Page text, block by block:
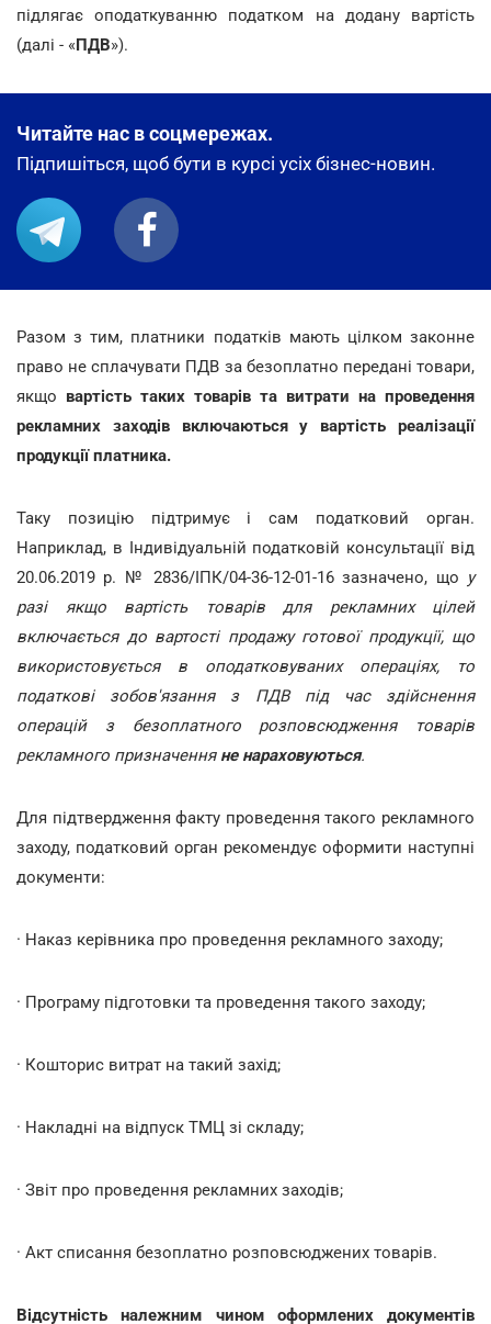
підлягає оподаткуванню податком на додану вартість
(далі - «ПДВ»).
Читайте нас в соцмережах.
Підпишіться, щоб бути в курсі усіх бізнес-новин.
Разом з тим, платники податків мають цілком законне
право не сплачувати ПДВ за безоплатно передані товари,
якщо вартість таких товарів та витрати на проведення
рекламних заходів включаються у вартість реалізації
продукції платника.
Таку позицію підтримує і сам податковий орган.
Наприклад, в Індивідуальній податковій консультації від
20.06.2019 р. № 2836/ІПК/04-36-12-01-16 зазначено, що у
разі якщо вартість товарів для рекламних цілей
включається до вартості продажу готової продукції, що
використовується в оподатковуваних операціях, то
податкові зобов'язання з ПДВ під час здійснення
операцій з безоплатного розповсюдження товарів
рекламного призначення не нараховуються.
Для підтвердження факту проведення такого рекламного
заходу, податковий орган рекомендує оформити наступні
документи:
· Наказ керівника про проведення рекламного заходу;
· Програму підготовки та проведення такого заходу;
· Кошторис витрат на такий захід;
· Накладні на відпуск ТМЦ зі складу;
· Звіт про проведення рекламних заходів;
· Акт списання безоплатно розповсюджених товарів.
Відсутність належним чином оформлених документів